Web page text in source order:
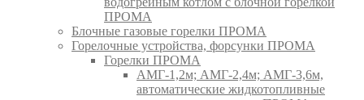
ПРОМА
Блочные газовые горелки ПРОМА
Горелочные устройства, форсунки ПРОМА
Горелки ПРОМА
АМГ-1,2м; АМГ-2,4м; АМГ-3,6м,
автоматические жидкотопливные